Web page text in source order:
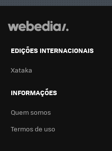
EDIÇÕES INTERNACIONAIS
Xataka
INFORMAÇÕES
Quem somos
Termos de uso